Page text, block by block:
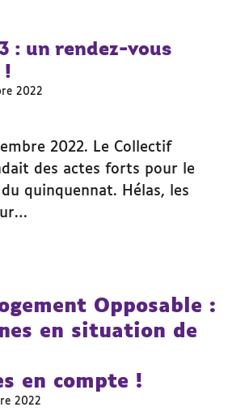
: un rendez-vous
!
2022
2022. Le Collectif
des actes forts pour le
quinquennat. Hélas, les
Opposable :
en situation de
en compte !
2022